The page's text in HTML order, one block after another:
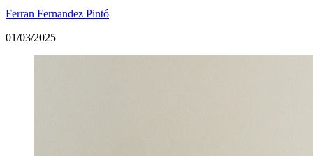
Ferran Fernandez Pintó
01/03/2025